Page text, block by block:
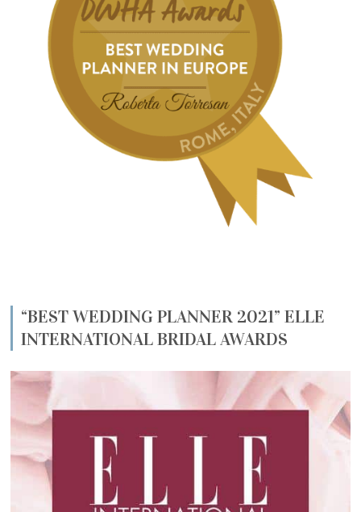
“BEST WEDDING PLANNER 2021” ELLE
INTERNATIONAL BRIDAL AWARDS